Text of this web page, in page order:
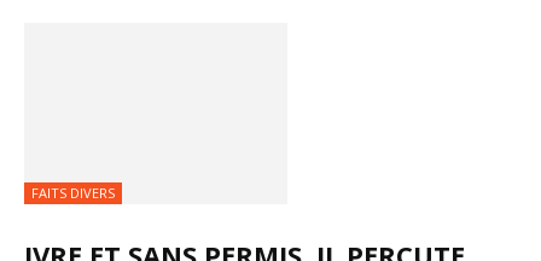
FAITS DIVERS